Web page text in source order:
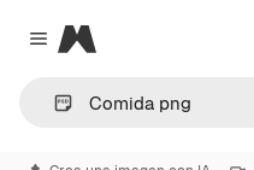
Close menu
Magnific